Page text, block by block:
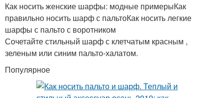
Как носить женские шарфы: модные примерыКак
правильно носить шарф с пальтоКак носить легкие
шарфы с пальто с воротником
Сочетайте стильный шарф с клетчатым красным ,
зеленым или синим пальто-халатом.
Популярное